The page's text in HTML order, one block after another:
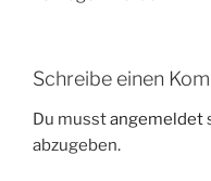
Schreibe einen
Du musstangemeldet
abzugeben.